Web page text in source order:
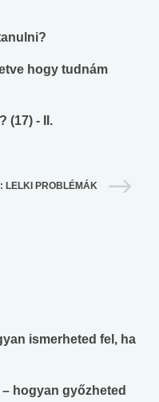
hogy tudnám
(17) - II.
LELKI PROBLÉMÁK
ismerheted fel, ha
hogyan győzheted